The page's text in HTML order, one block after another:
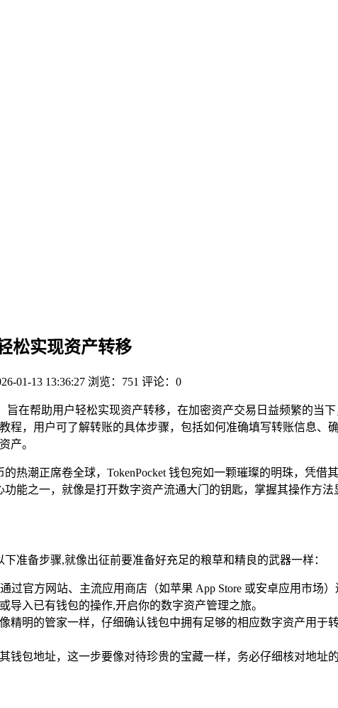
松实现资产转移
01-13 13:36:27 浏览：751 评论：0
旨在帮助用户轻松实现资产转移，在加密资产交易日益频繁的当
程，用户可了解转账的具体步骤，包括如何准确填写转账信息
产。
热潮正席卷全球，TokenPocket 钱包宛如一颗璀璨的明珠，凭
能之一，就像是打开数字资产流通大门的钥匙，掌握其操作方法
准备步骤,就像出征前要准备好充足的粮草和精良的武器一样：
过官方网站、主流应用商店（如苹果 App Store 或安卓应用市
导入已有钱包的操作,开启你的数字资产管理之旅。
精明的管家一样，仔细确认钱包中拥有足够的相应数字资产用
钱包地址，这一步要像对待珍贵的宝藏一样，务必仔细核对地址